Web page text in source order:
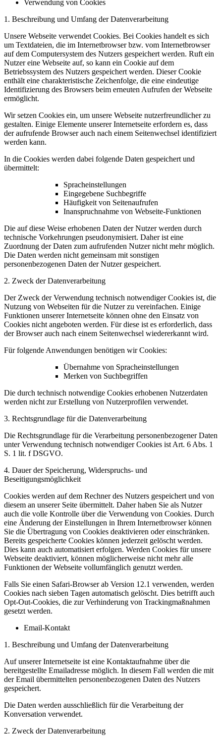
Verwendung von Cookies
1. Beschreibung und Umfang der Datenverarbeitung
Unsere Webseite verwendet Cookies. Bei Cookies handelt es sich
um Textdateien, die im Internetbrowser bzw. vom Internetbrowser
auf dem Computersystem des Nutzers gespeichert werden. Ruft ein
Nutzer eine Webseite auf, so kann ein Cookie auf dem
Betriebssystem des Nutzers gespeichert werden. Dieser Cookie
enthält eine charakteristische Zeichenfolge, die eine eindeutige
Identifizierung des Browsers beim erneuten Aufrufen der Webseite
ermöglicht.
Wir setzen Cookies ein, um unsere Webseite nutzerfreundlicher zu
gestalten. Einige Elemente unserer Internetseite erfordern es, dass
der aufrufende Browser auch nach einem Seitenwechsel identifiziert
werden kann.
In die Cookies werden dabei folgende Daten gespeichert und
übermittelt:
Spracheinstellungen
Eingegebene Suchbegriffe
Häufigkeit von Seitenaufrufen
Inanspruchnahme von Webseite-Funktionen
Die auf diese Weise erhobenen Daten der Nutzer werden durch
technische Vorkehrungen pseudonymisiert. Daher ist eine
Zuordnung der Daten zum aufrufenden Nutzer nicht mehr möglich.
Die Daten werden nicht gemeinsam mit sonstigen
personenbezogenen Daten der Nutzer gespeichert.
2. Zweck der Datenverarbeitung
Der Zweck der Verwendung technisch notwendiger Cookies ist, die
Nutzung von Webseiten für die Nutzer zu vereinfachen. Einige
Funktionen unserer Internetseite können ohne den Einsatz von
Cookies nicht angeboten werden. Für diese ist es erforderlich, dass
der Browser auch nach einem Seitenwechsel wiedererkannt wird.
Für folgende Anwendungen benötigen wir Cookies:
Übernahme von Spracheinstellungen
Merken von Suchbegriffen
Die durch technisch notwendige Cookies erhobenen Nutzerdaten
werden nicht zur Erstellung von Nutzerprofilen verwendet.
3. Rechtsgrundlage für die Datenverarbeitung
Die Rechtsgrundlage für die Verarbeitung personenbezogener Daten
unter Verwendung technisch notwendiger Cookies ist Art. 6 Abs. 1
S. 1 lit. f DSGVO.
4. Dauer der Speicherung, Widerspruchs- und
Beseitigungsmöglichkeit
Cookies werden auf dem Rechner des Nutzers gespeichert und von
diesem an unserer Seite übermittelt. Daher haben Sie als Nutzer
auch die volle Kontrolle über die Verwendung von Cookies. Durch
eine Änderung der Einstellungen in Ihrem Internetbrowser können
Sie die Übertragung von Cookies deaktivieren oder einschränken.
Bereits gespeicherte Cookies können jederzeit gelöscht werden.
Dies kann auch automatisiert erfolgen. Werden Cookies für unsere
Webseite deaktiviert, können möglicherweise nicht mehr alle
Funktionen der Webseite vollumfänglich genutzt werden.
Falls Sie einen Safari-Browser ab Version 12.1 verwenden, werden
Cookies nach sieben Tagen automatisch gelöscht. Dies betrifft auch
Opt-Out-Cookies, die zur Verhinderung von Trackingmaßnahmen
gesetzt werden.
Email-Kontakt
1. Beschreibung und Umfang der Datenverarbeitung
Auf unserer Internetseite ist eine Kontaktaufnahme über die
bereitgestellte Emailadresse möglich. In diesem Fall werden die mit
der Email übermittelten personenbezogenen Daten des Nutzers
gespeichert.
Die Daten werden ausschließlich für die Verarbeitung der
Konversation verwendet.
2. Zweck der Datenverarbeitung